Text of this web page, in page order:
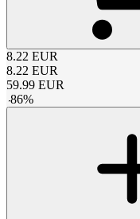
8.22 EUR
8.22 EUR
59.99 EUR
-86%